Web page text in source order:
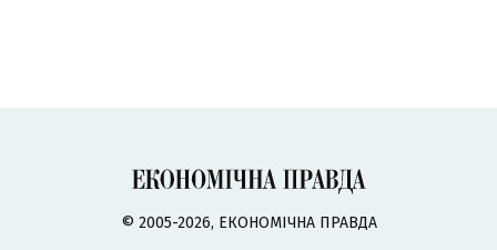
© 2005-2026, ЕКОНОМІЧНА ПРАВДА